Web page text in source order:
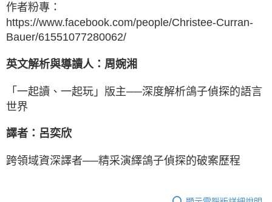
作者粉專：
https://www.facebook.com/people/Christee-Curran-
Bauer/61551077280062/
英文解析與導讀人：周婉湘
「一起讀、一起玩」版主──深度解析鴿子偵探的語言
世界
譯者：呂奕欣
跨領域資深譯者──精采演繹鴿子偵探的破案歷程